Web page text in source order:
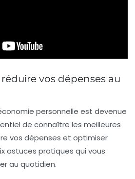
vos dépenses au
personnelle est devenue
de connaître les meilleures
vos dépenses et optimiser
astuces pratiques qui vous
au quotidien.